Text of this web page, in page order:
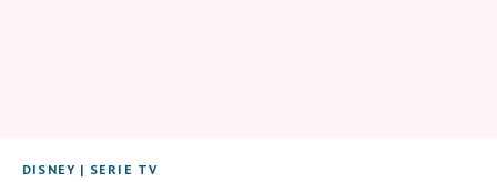
DISNEY | SERIE TV